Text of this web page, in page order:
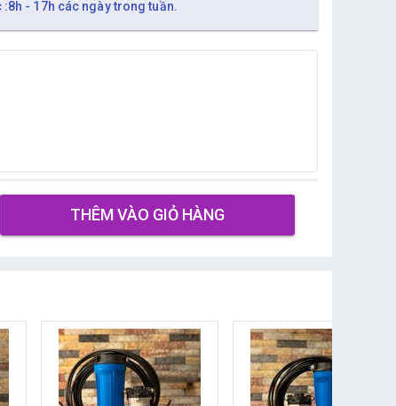
- 17h các ngày trong tuần.
THÊM VÀO GIỎ HÀNG